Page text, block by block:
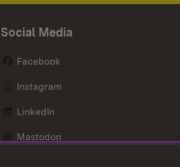
Social Media
Facebook
Instagram
LinkedIn
Mastodon